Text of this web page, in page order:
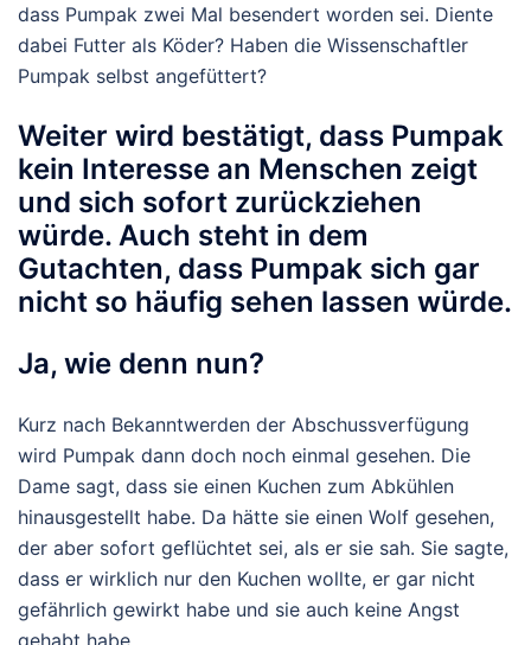
dass Pumpak zwei Mal besendert worden sei. Diente
dabei Futter als Köder? Haben die Wissenschaftler
Pumpak selbst angefüttert?
Weiter wird bestätigt, dass Pumpak
kein Interesse an Menschen zeigt
und sich sofort zurückziehen
würde. Auch steht in dem
Gutachten, dass Pumpak sich gar
nicht so häufig sehen lassen würde.
Ja, wie denn nun?
Kurz nach Bekanntwerden der Abschussverfügung
wird Pumpak dann doch noch einmal gesehen. Die
Dame sagt, dass sie einen Kuchen zum Abkühlen
hinausgestellt habe. Da hätte sie einen Wolf gesehen,
der aber sofort geflüchtet sei, als er sie sah. Sie sagte,
dass er wirklich nur den Kuchen wollte, er gar nicht
gefährlich gewirkt habe und sie auch keine Angst
gehabt habe.